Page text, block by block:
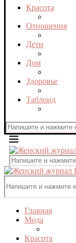
Красота
Отношения
Дети
Дом
Здоровье
Таблоид
Главная
Мода
Красота